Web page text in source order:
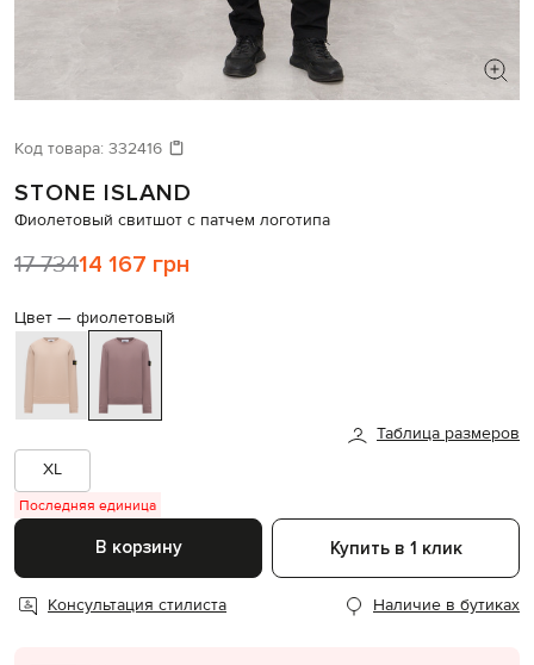
Давайте подберем что-то еще
Похожие товары
Код товара: 332416
STONE ISLAND
Фиолетовый свитшот с патчем логотипа
17 73414 167 грн
Цвет — фиолетовый
Таблица размеров
XL
Последняя единица
В корзину Купить в 1 клик
Консультация стилиста Наличие в бутиках